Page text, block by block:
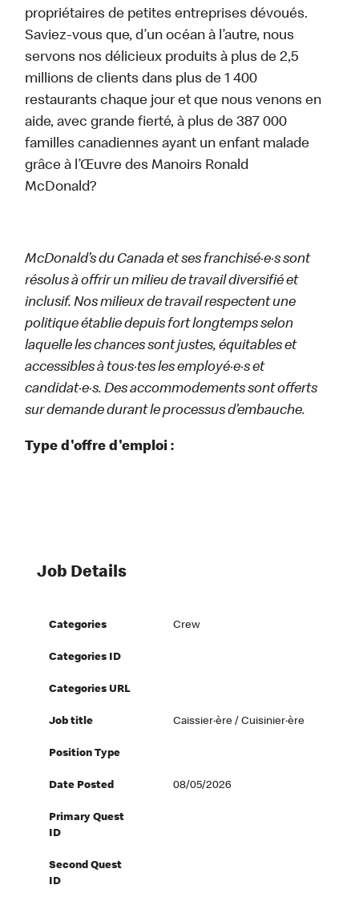
propriétaires de petites entreprises dévoués.
Saviez-vous que, d’un océan à l’autre, nous
servons nos délicieux produits à plus de 2,5
millions de clients dans plus de 1 400
restaurants chaque jour et que nous venons en
aide, avec grande fierté, à plus de 387 000
familles canadiennes ayant un enfant malade
grâce à l’Œuvre des Manoirs Ronald
McDonald?
McDonald’s du Canada et ses franchisé·e·s sont
résolus à offrir un milieu de travail diversifié et
inclusif. Nos milieux de travail respectent une
politique établie depuis fort longtemps selon
laquelle les chances sont justes, équitables et
accessibles à tous·tes les employé·e·s et
candidat·e·s. Des accommodements sont offerts
sur demande durant le processus d’embauche.
Type d'offre d'emploi :
Job Details
Categories Crew
Categories ID
Categories URL
Job title Caissier·ère / Cuisinier·ère
Position Type
Date Posted 08/05/2026
Primary Quest
ID
Second Quest
ID